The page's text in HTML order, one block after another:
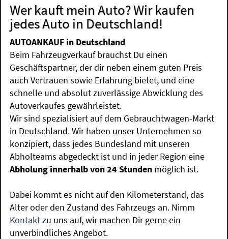
Wer kauft mein Auto? Wir kaufen
jedes Auto in Deutschland!
AUTOANKAUF in Deutschland
Beim Fahrzeugverkauf brauchst Du einen
Geschäftspartner, der dir neben einem guten Preis
auch Vertrauen sowie Erfahrung bietet, und eine
schnelle und absolut zuverlässige Abwicklung des
Autoverkaufes gewährleistet.
Wir sind spezialisiert auf dem Gebrauchtwagen-Markt
in Deutschland. Wir haben unser Unternehmen so
konzipiert, dass jedes Bundesland mit unseren
Abholteams abgedeckt ist und in jeder Region eine
Abholung innerhalb von 24 Stunden möglich ist.
Dabei kommt es nicht auf den Kilometerstand, das
Alter oder den Zustand des Fahrzeugs an. Nimm
Kontaktzu uns auf, wir machen Dir gerne ein
unverbindliches Angebot.